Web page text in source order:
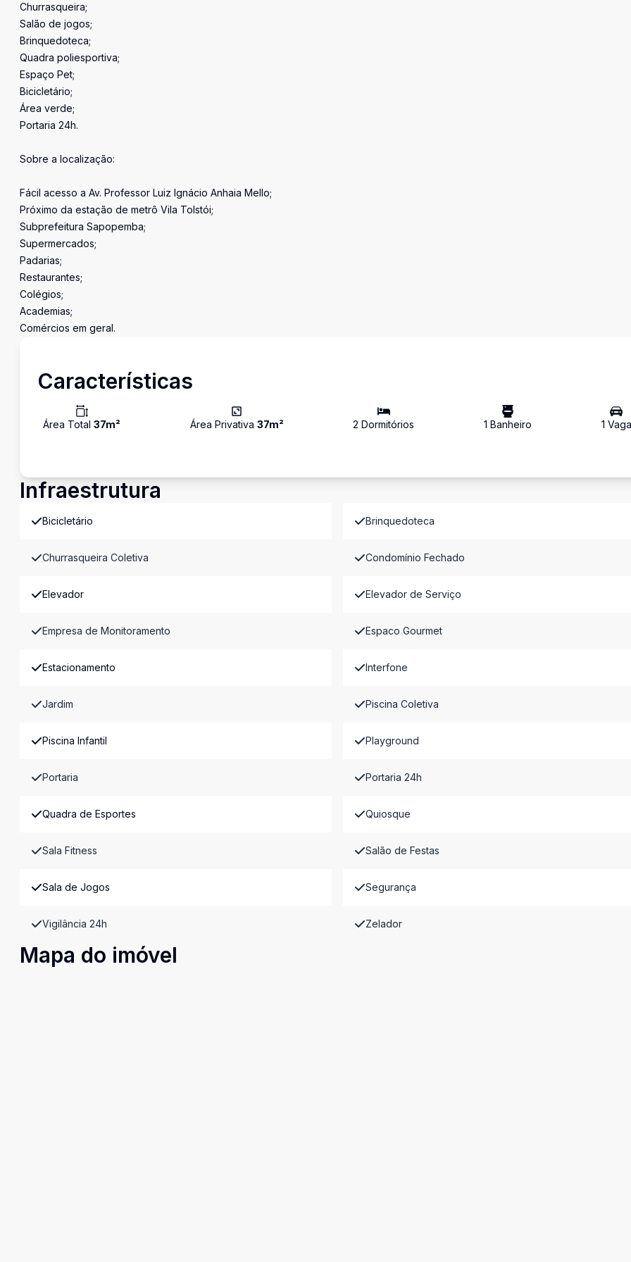
Churrasqueira;
Salão de jogos;
Brinquedoteca;
Quadra poliesportiva;
Espaço Pet;
Bicicletário;
Área verde;
Portaria 24h.
Sobre a localização:
Fácil acesso a Av. Professor Luiz Ignácio Anhaia Mello;
Próximo da estação de metrô Vila Tolstói;
Subprefeitura Sapopemba;
Supermercados;
Padarias;
Restaurantes;
Colégios;
Academias;
Comércios em geral.
Características
Área Total 37m² Área Privativa 37m² 2 Dormitórios 1 Banheiro 1 Vaga
Infraestrutura
Bicicletário Brinquedoteca
Churrasqueira Coletiva Condomínio Fechado
Elevador Elevador de Serviço
Empresa de Monitoramento Espaco Gourmet
Estacionamento Interfone
Jardim Piscina Coletiva
Piscina Infantil Playground
Portaria Portaria 24h
Quadra de Esportes Quiosque
Sala Fitness Salão de Festas
Sala de Jogos Segurança
Vigilância 24h Zelador
Mapa do imóvel